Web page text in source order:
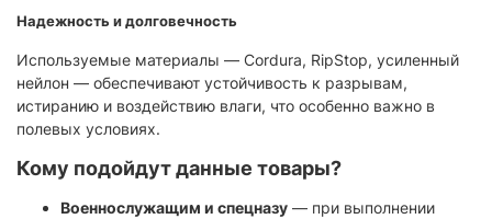
Надежность и долговечность
Используемые материалы — Cordura, RipStop, усиленный
нейлон — обеспечивают устойчивость к разрывам,
истиранию и воздействию влаги, что особенно важно в
полевых условиях.
Кому подойдут данные товары?
Военнослужащим и спецназу — при выполнении